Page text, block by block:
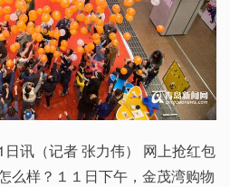
讯（记者 张力伟） 网上抢红包
么样？１１日下午，金茂湾购物